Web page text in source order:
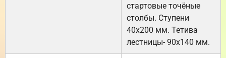
стартовые точёные
столбы. Ступени
40х200 мм. Тетива
лестницы- 90х140 мм.